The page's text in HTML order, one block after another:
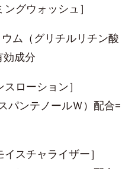
グウォッシュ］
ム（グリチルリチン酸
効成分
ローション］
パンテノールＷ）配合=
スチャライザー］